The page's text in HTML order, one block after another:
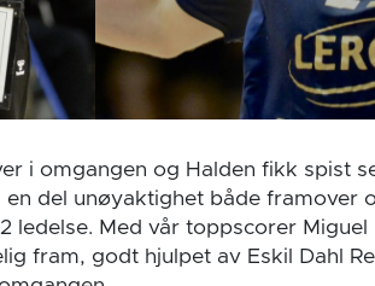
i omgangen og Halden fikk spist
del unøyaktighet både framover
ledelse. Med vår toppscorer
fram, godt hjulpet av Eskil Dahl